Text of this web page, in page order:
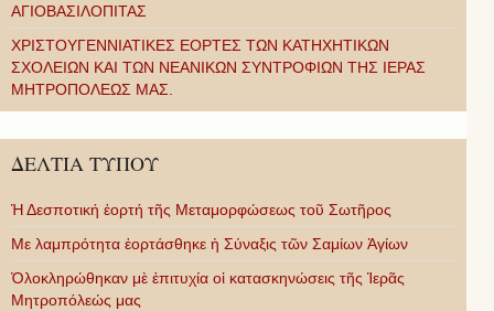
ΑΓΙΟΒΑΣΙΛΟΠΙΤΑΣ
ΧΡΙΣΤΟΥΓΕΝΝΙΑΤΙΚΕΣ ΕΟΡΤΕΣ ΤΩΝ ΚΑΤΗΧΗΤΙΚΩΝ
ΣΧΟΛΕΙΩΝ ΚΑΙ ΤΩΝ ΝΕΑΝΙΚΩΝ ΣΥΝΤΡΟΦΙΩΝ ΤΗΣ ΙΕΡΑΣ
ΜΗΤΡΟΠΟΛΕΩΣ ΜΑΣ.
ΔΕΛΤΙΑ ΤΥΠΟΥ
Ἡ Δεσποτική ἑορτή τῆς Μεταμορφώσεως τοῦ Σωτῆρος
Με λαμπρότητα ἑορτάσθηκε ἡ Σύναξις τῶν Σαμίων Ἁγίων
Ὁλοκληρώθηκαν μὲ ἐπιτυχία οἱ κατασκηνώσεις τῆς Ἱερᾶς
Μητροπόλεώς μας